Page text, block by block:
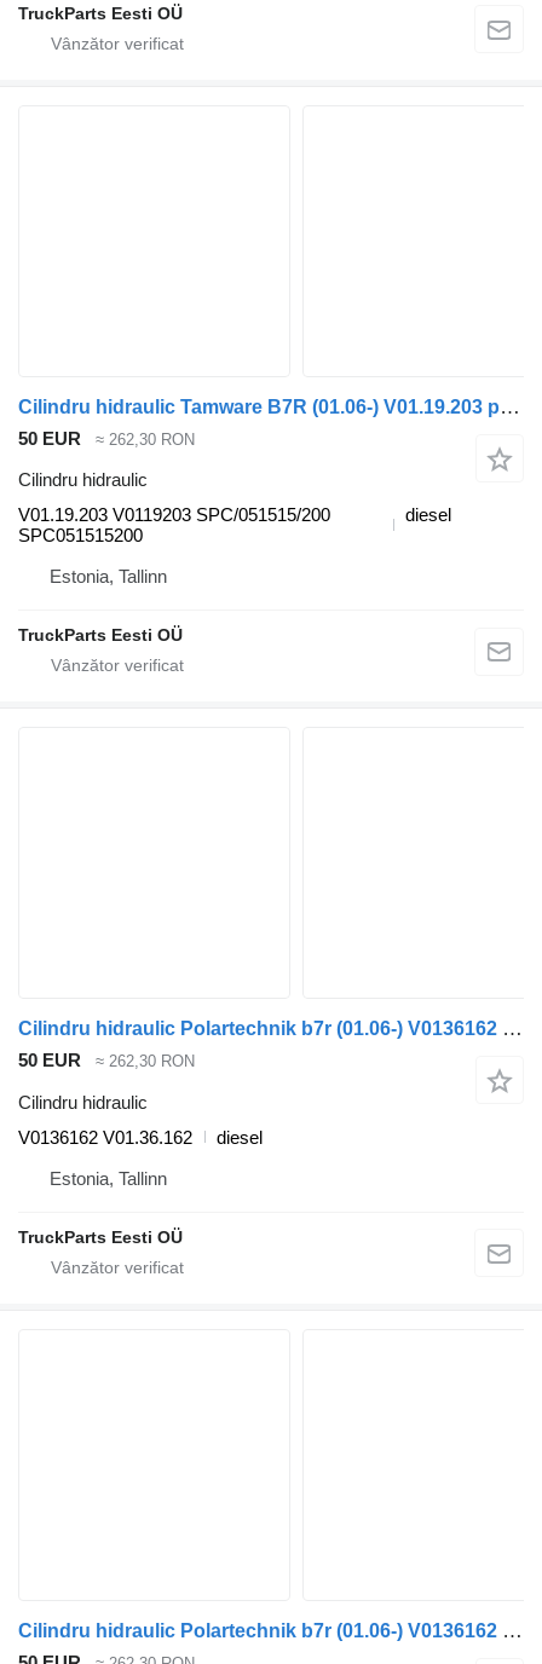
TruckParts Eesti OÜ
Cilindru hidraulic Tamware B7R (01.06-) V01.19.203 pentru autobuz Volvo B7, B8, B9, B12 bus (2005-)
50 EUR ≈ 262,30 RON
Cilindru hidraulic
V01.19.203 V0119203 SPC/051515/200
SPC051515200
diesel
Estonia, Tallinn
TruckParts Eesti OÜ
Cilindru hidraulic Polartechnik b7r (01.06-) V0136162 pentru autobuz Volvo B7, B8, B9, B12 bus (2005-)
50 EUR ≈ 262,30 RON
Cilindru hidraulic
V0136162 V01.36.162
diesel
Estonia, Tallinn
TruckParts Eesti OÜ
Cilindru hidraulic Polartechnik b7r (01.06-) V0136162 pentru autobuz Volvo B7, B8, B9, B12 bus (2005-)